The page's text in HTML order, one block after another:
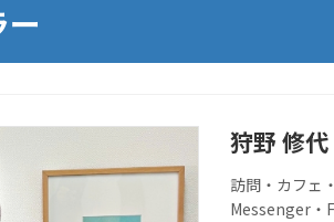
狩野 修
訪問・カフェ
Messenger・